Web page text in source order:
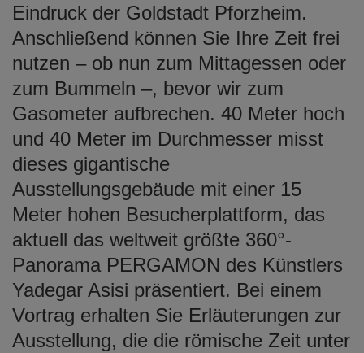
Eindruck der Goldstadt Pforzheim.
Anschließend können Sie Ihre Zeit frei
nutzen – ob nun zum Mittagessen oder
zum Bummeln –, bevor wir zum
Gasometer aufbrechen. 40 Meter hoch
und 40 Meter im Durchmesser misst
dieses gigantische
Ausstellungsgebäude mit einer 15
Meter hohen Besucherplattform, das
aktuell das weltweit größte 360°-
Panorama PERGAMON des Künstlers
Yadegar Asisi präsentiert. Bei einem
Vortrag erhalten Sie Erläuterungen zur
Ausstellung, die die römische Zeit unter